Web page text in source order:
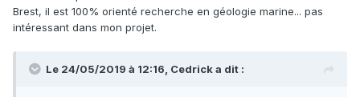
d'heures je vais survoler qqs gîtes ''
le prof de geody interne '' calculez moi le temps de
convection du manteau ''
mais géodynamique
Brest, il est 100% orienté recherche en géologie marine... pas
intéressant dans mon projet.
Le 24/05/2019 à 12:16, Cedricka dit :